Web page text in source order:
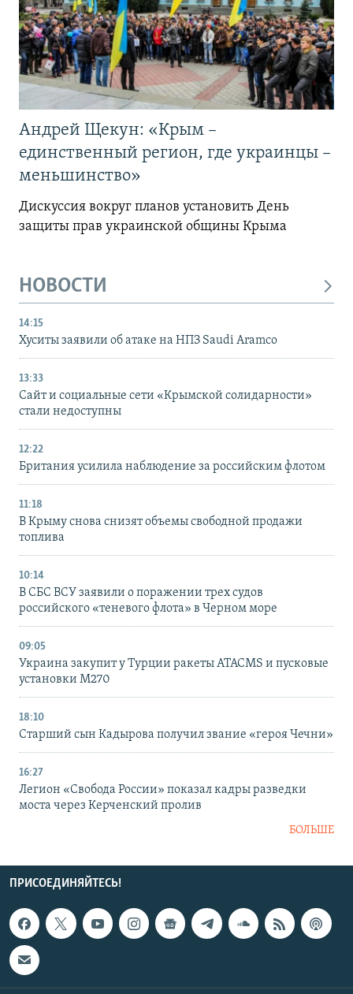
Андрей Щекун: «Крым –
единственный регион, где украинцы –
меньшинство»
Дискуссия вокруг планов установить День
защиты прав украинской общины Крыма
НОВОСТИ
14:15
Хуситы заявили об атаке на НПЗ Saudi Aramco
13:33
Сайт и социальные сети «Крымской солидарности»
стали недоступны
12:22
Британия усилила наблюдение за российским флотом
11:18
В Крыму снова снизят объемы свободной продажи
топлива
10:14
В СБС ВСУ заявили о поражении трех судов
российского «теневого флота» в Черном море
09:05
Украина закупит у Турции ракеты ATACMS и пусковые
установки M270
18:10
Старший сын Кадырова получил звание «героя Чечни»
16:27
Легион «Свобода России» показал кадры разведки
моста через Керченский пролив
БОЛЬШЕ
ПРИСОЕДИНЯЙТЕСЬ!